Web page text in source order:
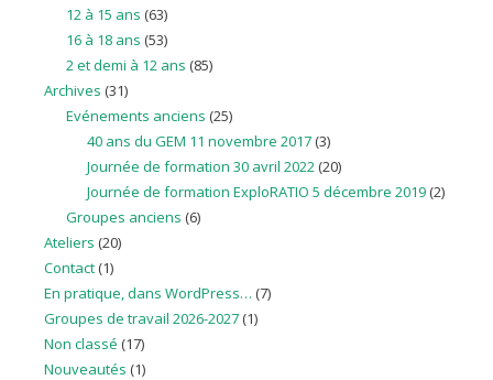
12 à 15 ans (63)
16 à 18 ans (53)
2 et demi à 12 ans (85)
Archives (31)
Evénements anciens (25)
40 ans du GEM 11 novembre 2017 (3)
Journée de formation 30 avril 2022 (20)
Journée de formation ExploRATIO 5 décembre 2019 (2)
Groupes anciens (6)
Ateliers (20)
Contact (1)
En pratique, dans WordPress… (7)
Groupes de travail 2026-2027 (1)
Non classé (17)
Nouveautés (1)